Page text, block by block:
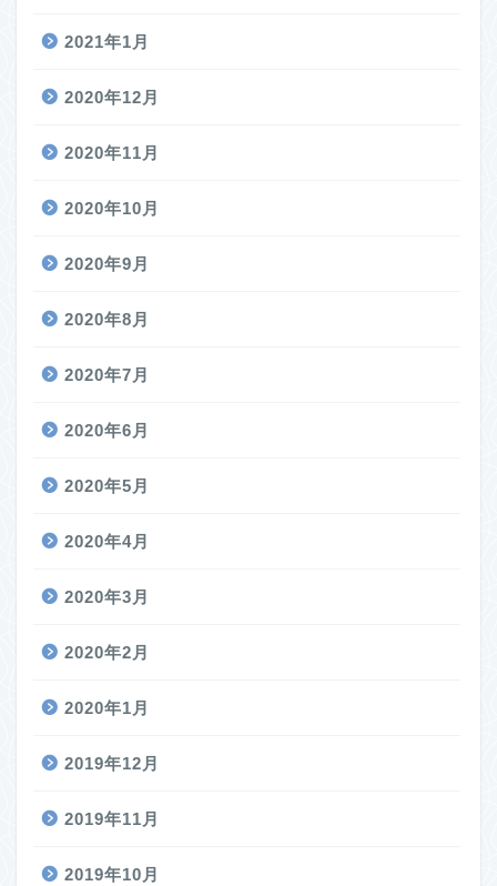
2021年1月
2020年12月
2020年11月
2020年10月
2020年9月
2020年8月
2020年7月
2020年6月
2020年5月
2020年4月
2020年3月
2020年2月
2020年1月
2019年12月
2019年11月
2019年10月